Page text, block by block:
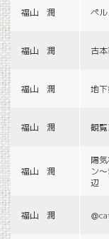
福山 潤 ペ
福山 潤 古
福山 潤 地
福山 潤 観
福山 潤
陽
ン
辺
福山 潤 ＠